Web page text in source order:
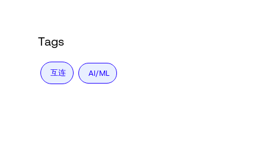
Tags
互连 AI/ML